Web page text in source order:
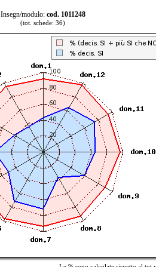
Insegn/modulo: cod. 1011248
(tot. schede: 36)